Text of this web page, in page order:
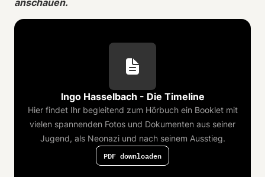
Ingo Hasselbach - Die Timeline
Hier findet Ihr begleitend zum Hörbuch ein Booklet mit
vielen spannenden Fotos und Dokumenten aus seiner
Jugend, als Neonazi und nach seinem Ausstieg.
PDF downloaden